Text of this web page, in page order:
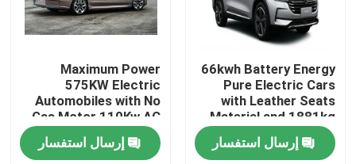
منزل
المنتجات
66kwh Battery Energy
Pure Electric Cars
with Leather Seats
Material and 1881kg
Kerb Weight
إرسال استفسار
Maximum Power
575KW Electric
Automobiles with No
Gas Motor 110Kw AC
Synchrounous Electric
Motorإرسال استفسار